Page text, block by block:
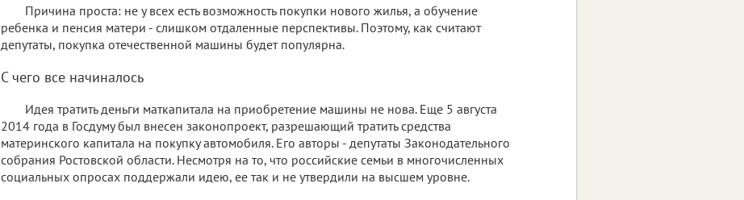
Причина проста: не у всех есть возможность покупки нового жилья, а обучение
ребенка и пенсия матери - слишком отдаленные перспективы. Поэтому, как считают
депутаты, покупка отечественной машины будет популярна.
С чего все начиналось
Идея тратить деньги маткапитала на приобретение машины не нова. Еще 5 августа
2014 года в Госдуму был внесен законопроект, разрешающий тратить средства
материнского капитала на покупку автомобиля. Его авторы - депутаты Законодательного
собрания Ростовской области. Несмотря на то, что российские семьи в многочисленных
социальных опросах поддержали идею, ее так и не утвердили на высшем уровне.